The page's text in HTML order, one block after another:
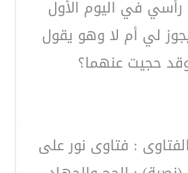
في اليوم الأول
لي أم لا وهو يقول
حجيت عنهما؟
: فتاوى نور على